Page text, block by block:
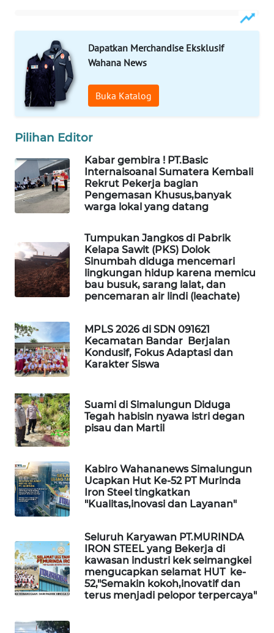
Dapatkan Merchandise Eksklusif
Wahana News
Buka Katalog
Pilihan Editor
Kabar gembira ! PT.Basic
Internaisoanal Sumatera Kembali
Rekrut Pekerja bagian
Pengemasan Khusus,banyak
warga lokal yang datang
Tumpukan Jangkos di Pabrik
Kelapa Sawit (PKS) Dolok
Sinumbah diduga mencemari
lingkungan hidup karena memicu
bau busuk, sarang lalat, dan
pencemaran air lindi (leachate)
MPLS 2026 di SDN 091621
Kecamatan Bandar Berjalan
Kondusif, Fokus Adaptasi dan
Karakter Siswa
Suami di Simalungun Diduga
Tegah habisin nyawa istri degan
pisau dan Martil
Kabiro Wahananews Simalungun
Ucapkan Hut Ke-52 PT Murinda
Iron Steel tingkatkan
"Kualitas,inovasi dan Layanan"
Seluruh Karyawan PT.MURINDA
IRON STEEL yang Bekerja di
kawasan industri kek seimangkei
mengucapkan selamat HUT ke-
52,"Semakin kokoh,inovatif dan
terus menjadi pelopor terpercaya"
NEWS
JURNAL
MARITIM
HUMBANG
GARONGGANG
NEWS
FISUELRI
ID
ENERGI
NEWS
CILEUNGSI
BERKAT
NEWS
NEWS
ANUGERAH
NEWS
AKHLAK
ID
PERAPKI
SONYA
ASA
NEWS